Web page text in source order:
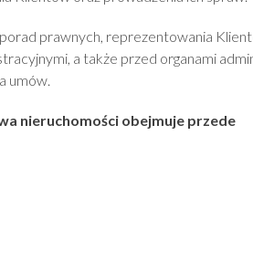
prawnych, reprezentowania
a także przed organami
umów.
nieruchomości obejmuje przede